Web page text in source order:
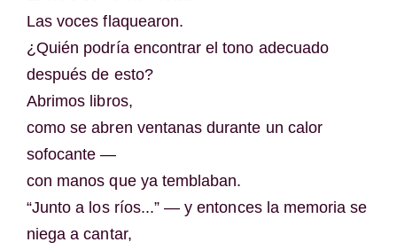
Las voces flaquearon.
¿Quién podría encontrar el tono adecuado
después de esto?
Abrimos libros,
como se abren ventanas durante un calor
sofocante —
con manos que ya temblaban.
“Junto a los ríos...” — y entonces la memoria se
niega a cantar,